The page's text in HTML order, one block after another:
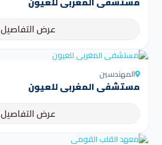
عرض التفاصيل
المهندسين
مستشفى المغربي للعيون
عرض التفاصيل